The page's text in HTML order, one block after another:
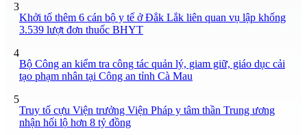
3
Khởi tố thêm 6 cán bộ y tế ở Đắk Lắk liên quan vụ lập khống
3.539 lượt đơn thuốc BHYT
4
Bộ Công an kiểm tra công tác quản lý, giam giữ, giáo dục cải
tạo phạm nhân tại Công an tỉnh Cà Mau
5
Truy tố cựu Viện trưởng Viện Pháp y tâm thần Trung ương
nhận hối lộ hơn 8 tỷ đồng